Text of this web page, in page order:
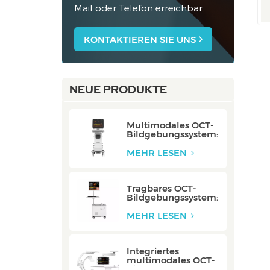
Mail oder Telefon erreichbar.
KONTAKTIEREN SIE UNS
NEUE PRODUKTE
Multimodales OCT-
Bildgebungssystem:
P80/P80-E
MEHR LESEN
Tragbares OCT-
Bildgebungssystem:
Mobile/Mobile-E
MEHR LESEN
Integriertes
multimodales OCT-